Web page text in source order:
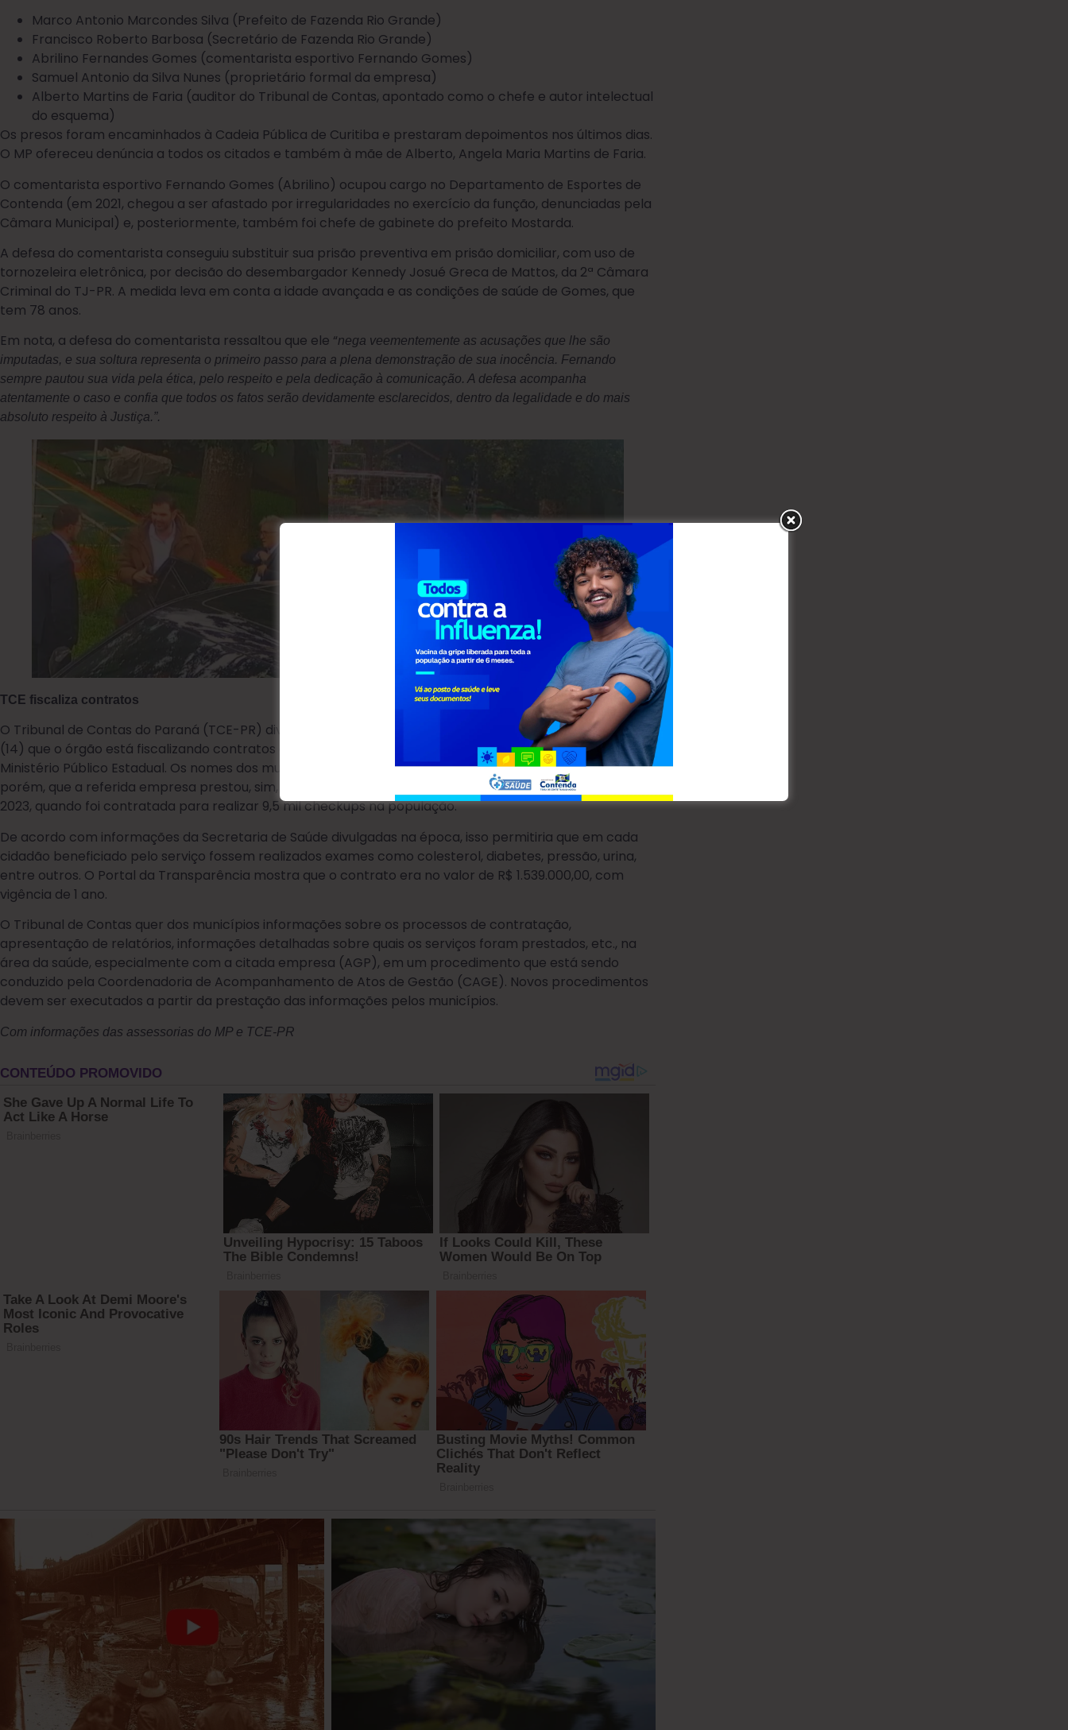
Marco Antonio Marcondes Silva (Prefeito de Fazenda Rio Grande)
Francisco Roberto Barbosa (Secretário de Fazenda Rio Grande)
Abrilino Fernandes Gomes (comentarista esportivo Fernando Gomes)
Samuel Antonio da Silva Nunes (proprietário formal da empresa)
Alberto Martins de Faria (auditor do Tribunal de Contas, apontado como o chefe e autor intelectual
do esquema)
Os presos foram encaminhados à Cadeia Pública de Curitiba e prestaram depoimentos nos últimos dias.
O MP ofereceu denúncia a todos os citados e também à mãe de Alberto, Angela Maria Martins de Faria.
O comentarista esportivo Fernando Gomes (Abrilino) ocupou cargo no Departamento de Esportes de
Contenda (em 2021, chegou a ser afastado por irregularidades no exercício da função, denunciadas pela
Câmara Municipal) e, posteriormente, também foi chefe de gabinete do prefeito Mostarda.
A defesa do comentarista conseguiu substituir sua prisão preventiva em prisão domiciliar, com uso de
tornozeleira eletrônica, por decisão do desembargador Kennedy Josué Greca de Mattos, da 2ª Câmara
Criminal do TJ-PR. A medida leva em conta a idade avançada e as condições de saúde de Gomes, que
tem 78 anos.
Em nota, a defesa do comentarista ressaltou que ele “nega veementemente as acusações que lhe são
imputadas, e sua soltura representa o primeiro passo para a plena demonstração de sua inocência. Fernando
sempre pautou sua vida pela ética, pelo respeito e pela dedicação à comunicação. A defesa acompanha
atentamente o caso e confia que todos os fatos serão devidamente esclarecidos, dentro da legalidade e do mais
absoluto respeito à Justiça.”.
Fernando Gomes e Marco Marcondes em imagens obtidas
e divulgadas pelo MPPR.
TCE fiscaliza contratos
O Tribunal de Contas do Paraná (TCE-PR) divulgou através de sua comunicação social na data de ontem
(14) que o órgão está fiscalizando contratos de 8 prefeituras com a AGP Saúde, com o apoio do
Ministério Público Estadual. Os nomes dos municípios não foram divulgados pelo TCE-PR. Sabe-se,
porém, que a referida empresa prestou, sim, serviços ao município de Contenda, a princípio no ano de
2023, quando foi contratada para realizar 9,5 mil checkups na população.
De acordo com informações da Secretaria de Saúde divulgadas na época, isso permitiria que em cada
cidadão beneficiado pelo serviço fossem realizados exames como colesterol, diabetes, pressão, urina,
entre outros. O Portal da Transparência mostra que o contrato era no valor de R$ 1.539.000,00, com
vigência de 1 ano.
O Tribunal de Contas quer dos municípios informações sobre os processos de contratação,
apresentação de relatórios, informações detalhadas sobre quais os serviços foram prestados, etc., na
área da saúde, especialmente com a citada empresa (AGP), em um procedimento que está sendo
conduzido pela Coordenadoria de Acompanhamento de Atos de Gestão (CAGE). Novos procedimentos
devem ser executados a partir da prestação das informações pelos municípios.
Com informações das assessorias do MP e TCE-PR